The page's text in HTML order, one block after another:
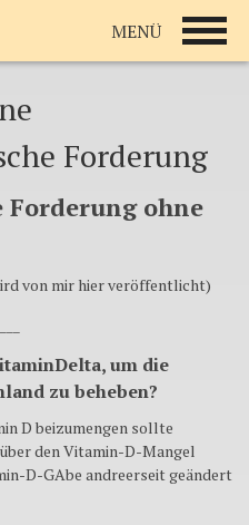
Forderung
Forderung ohne
von mir hier veröffentlicht)
um die
zu beheben?
D beizumengen sollte
den Vitamin-D-Mangel
D-GAbe andreerseit geändert
MENÜ